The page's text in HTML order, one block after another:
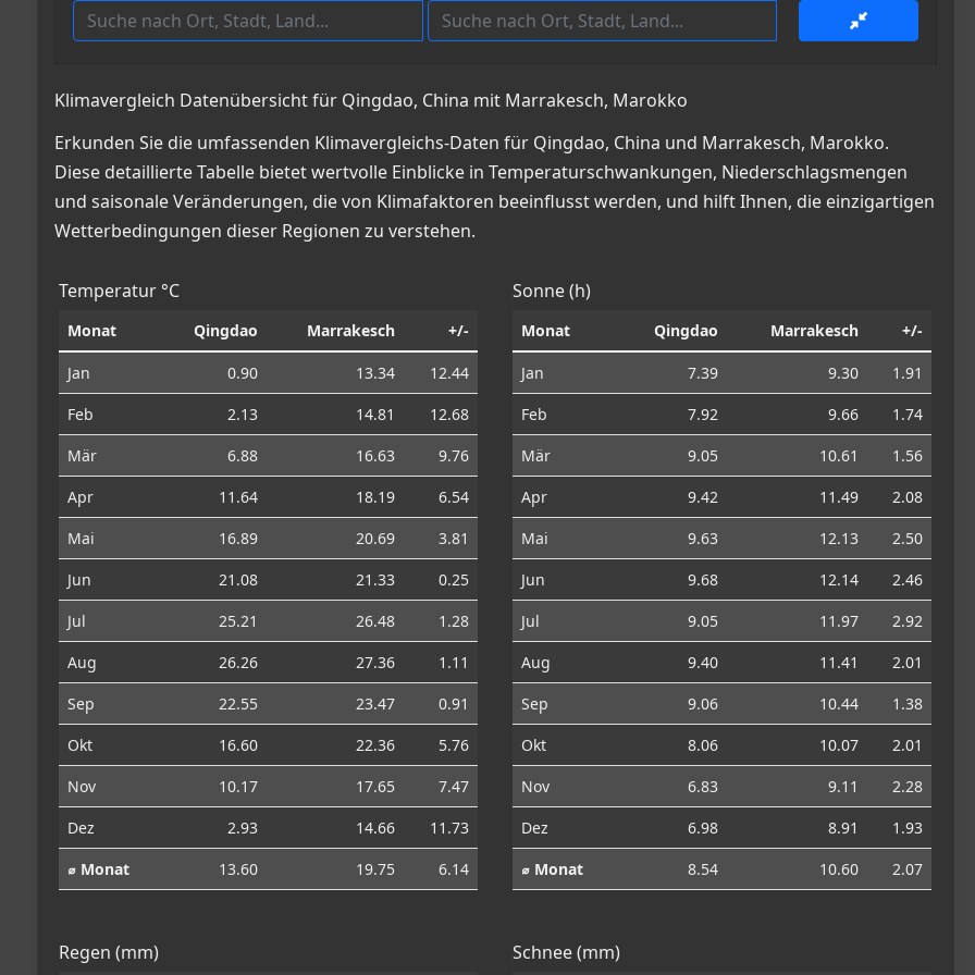
Klimavergleich Datenübersicht für Qingdao, China mit Marrakesch, Marokko
Erkunden Sie die umfassenden Klimavergleichs-Daten für Qingdao, China und Marrakesch, Marokko.
Diese detaillierte Tabelle bietet wertvolle Einblicke in Temperaturschwankungen, Niederschlagsmengen
und saisonale Veränderungen, die von Klimafaktoren beeinflusst werden, und hilft Ihnen, die einzigartigen
Wetterbedingungen dieser Regionen zu verstehen.
Temperatur °C
Monat Qingdao Marrakesch +/-
Jan 0.90 13.34
12.44
Feb
2.13 14.81
12.68
Mär
6.88 16.63
9.76
Apr
11.64 18.19
6.54
Mai
16.89 20.69
3.81
Jun
21.08 21.33
0.25
Jul
25.21 26.48
1.28
Aug
26.26 27.36
1.11
Sep
22.55 23.47
0.91
Okt
16.60 22.36
5.76
Nov
10.17 17.65
7.47
Dez
2.93 14.66
11.73
⌀ Monat
13.60 19.75 6.14
Sonne (h)
Monat Qingdao Marrakesch +/-
Jan 7.39 9.30
1.91
Feb
7.92 9.66
1.74
Mär
9.05 10.61
1.56
Apr
9.42 11.49
2.08
Mai
9.63 12.13
2.50
Jun
9.68 12.14
2.46
Jul
9.05 11.97
2.92
Aug
9.40 11.41
2.01
Sep
9.06 10.44
1.38
Okt
8.06 10.07
2.01
Nov
6.83 9.11
2.28
Dez
6.98 8.91
1.93
⌀ Monat
8.54 10.60 2.07
Regen (mm) Schnee (mm)